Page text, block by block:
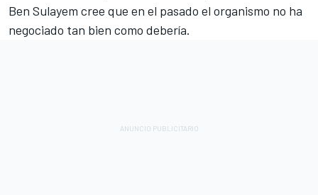
Ben Sulayem cree que en el pasado el organismo no ha
negociado tan bien como debería.